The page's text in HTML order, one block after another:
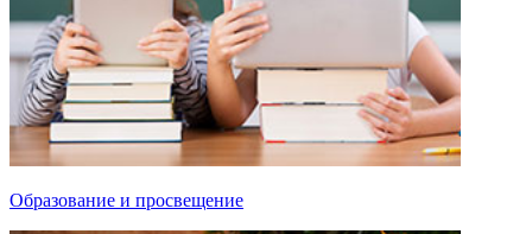
Образование и просвещение